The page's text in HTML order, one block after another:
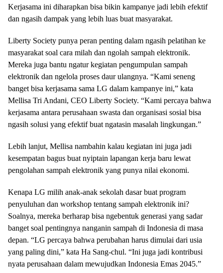
Kerjasama ini diharapkan bisa bikin kampanye jadi lebih efektif
dan ngasih dampak yang lebih luas buat masyarakat.
Liberty Society punya peran penting dalam ngasih pelatihan ke
masyarakat soal cara milah dan ngolah sampah elektronik.
Mereka juga bantu ngatur kegiatan pengumpulan sampah
elektronik dan ngelola proses daur ulangnya. “Kami seneng
banget bisa kerjasama sama LG dalam kampanye ini,” kata
Mellisa Tri Andani, CEO Liberty Society. “Kami percaya bahwa
kerjasama antara perusahaan swasta dan organisasi sosial bisa
ngasih solusi yang efektif buat ngatasin masalah lingkungan.”
Lebih lanjut, Mellisa nambahin kalau kegiatan ini juga jadi
kesempatan bagus buat nyiptain lapangan kerja baru lewat
pengolahan sampah elektronik yang punya nilai ekonomi.
Kenapa LG milih anak-anak sekolah dasar buat program
penyuluhan dan workshop tentang sampah elektronik ini?
Soalnya, mereka berharap bisa ngebentuk generasi yang sadar
banget soal pentingnya nanganin sampah di Indonesia di masa
depan. “LG percaya bahwa perubahan harus dimulai dari usia
yang paling dini,” kata Ha Sang-chul. “Ini juga jadi kontribusi
nyata perusahaan dalam mewujudkan Indonesia Emas 2045.”